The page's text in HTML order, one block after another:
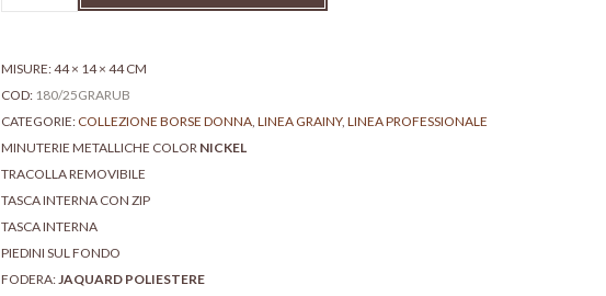
professionale
donna
-
MISURE: 44 × 14 × 44 CM
COD: 180/25GRARUB
CATEGORIE: COLLEZIONE BORSE DONNA, LINEA GRAINY, LINEA PROFESSIONALE
MINUTERIE METALLICHE COLOR NICKEL
TRACOLLA REMOVIBILE
TASCA INTERNA CON ZIP
TASCA INTERNA
PIEDINI SUL FONDO
FODERA:JAQUARD POLIESTERE